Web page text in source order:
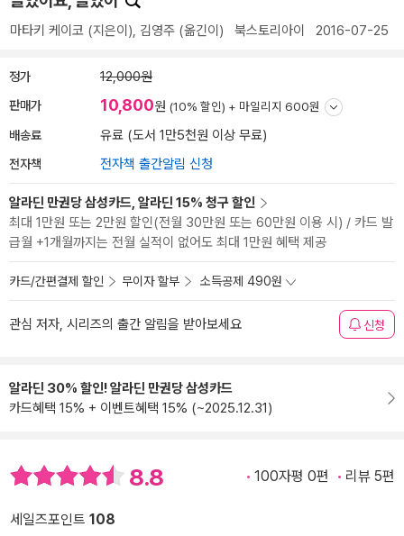
마타키 케이코 (지은이), 김영주 (옮긴이) 북스토리아이 2016-07-25
정가 12,000원
판매가 10,800원 (10% 할인) + 마일리지 600원
배송료 유료 (도서 1만5천원 이상 무료)
전자책 전자책 출간알림 신청
알라딘 만권당 삼성카드, 알라딘 15% 청구 할인
최대 1만원 또는 2만원 할인(전월 30만원 또는 60만원 이용 시) / 카드 발
급월 +1개월까지는 전월 실적이 없어도 최대 1만원 혜택 제공
카드/간편결제 할인 무이자 할부 소득공제 490원
관심 저자, 시리즈의 출간 알림을 받아보세요 신청
알라딘 30% 할인! 알라딘 만권당 삼성카드
카드혜택 15% + 이벤트혜택 15% (~2025.12.31)
8.8 100자평 0편 리뷰 5편
세일즈포인트 108